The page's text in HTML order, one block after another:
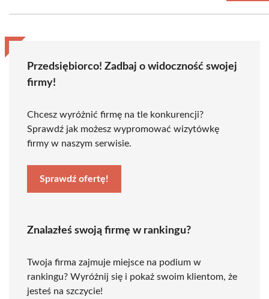
Przedsiębiorco! Zadbaj o widoczność swojej
firmy!
Chcesz wyróżnić firmę na tle konkurencji?
Sprawdź jak możesz wypromować wizytówkę
firmy w naszym serwisie.
Sprawdź ofertę!
Znalazłeś swoją firmę w rankingu?
Twoja firma zajmuje miejsce na podium w
rankingu? Wyróżnij się i pokaż swoim klientom, że
jesteś na szczycie!